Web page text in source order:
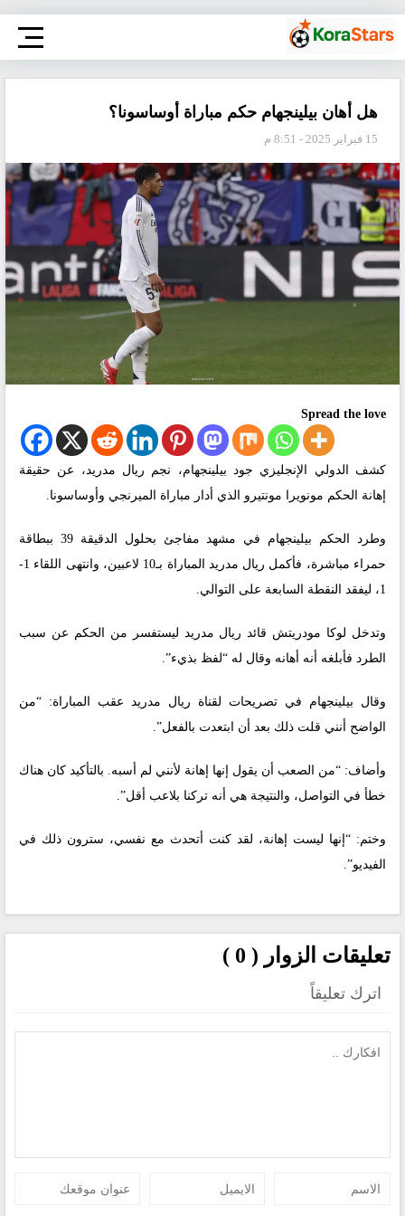
هل أهان بيلينجهام حكم مباراة أوساسونا؟
15 فبراير 2025 - 8:51 م
Spread the love
كشف الدولي الإنجليزي جود بيلينجهام، نجم ريال مدريد، عن حقيقة
إهانة الحكم مونويرا مونتيرو الذي أدار مباراة الميرنجي وأوساسونا.
وطرد الحكم بيلينجهام في مشهد مفاجئ بحلول الدقيقة 39 ببطاقة
حمراء مباشرة، فأكمل ريال مدريد المباراة بـ10 لاعبين، وانتهى اللقاء 1-
1، ليفقد النقطة السابعة على التوالي.
وتدخل لوكا مودريتش قائد ريال مدريد ليستفسر من الحكم عن سبب
الطرد فأبلغه أنه أهانه وقال له “لفظ بذيء”.
وقال بيلينجهام في تصريحات لقناة ريال مدريد عقب المباراة: “من
الواضح أنني قلت ذلك بعد أن ابتعدت بالفعل”.
وأضاف: “من الصعب أن يقول إنها إهانة لأنني لم أسبه. بالتأكيد كان هناك
خطأ في التواصل، والنتيجة هي أنه تركنا بلاعب أقل”.
وختم: “إنها ليست إهانة، لقد كنت أتحدث مع نفسي، سترون ذلك في
الفيديو”.
تعليقات الزوار ( 0 )
اترك تعليقاً